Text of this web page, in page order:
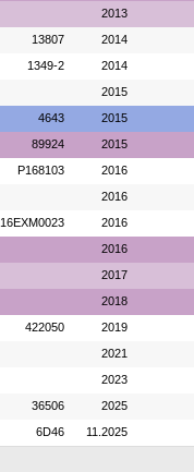
2013
13807 2014
1349-2 2014
2015
4643 2015
89924 2015
P168103 2016
2016
16EXM0023 2016
2016
2017
2018
422050 2019
2021
2023
36506 2025
6D46 11.2025